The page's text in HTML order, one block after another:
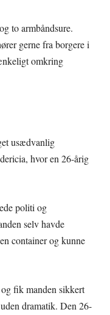
to armbåndsure.
gerne fra borgere i
omkring
usædvanlig
hvor en 26-årig
politi og
selv havde
container og kunne
fik manden sikkert
dramatik. Den 26-